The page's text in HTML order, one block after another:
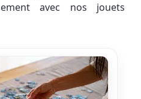
avec nos jouets